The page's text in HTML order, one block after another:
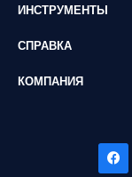
ИНСТРУМЕНТЫ
СПРАВКА
КОМПАНИЯ